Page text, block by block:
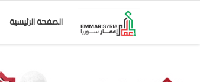
الصفحة الرئيسية